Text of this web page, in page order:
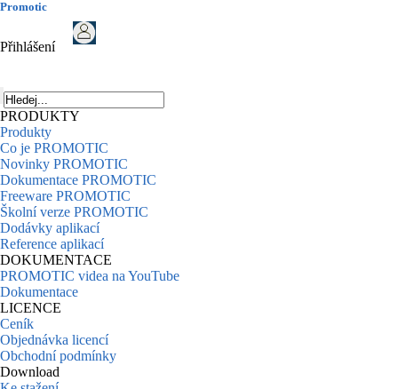
Promotic
Přihlášení
PRODUKTY
Produkty
Co je PROMOTIC
Novinky PROMOTIC
Dokumentace PROMOTIC
Freeware PROMOTIC
Školní verze PROMOTIC
Dodávky aplikací
Reference aplikací
DOKUMENTACE
PROMOTIC videa na YouTube
Dokumentace
LICENCE
Ceník
Objednávka licencí
Obchodní podmínky
Download